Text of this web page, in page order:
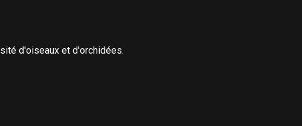
d'oiseaux et d'orchidées.